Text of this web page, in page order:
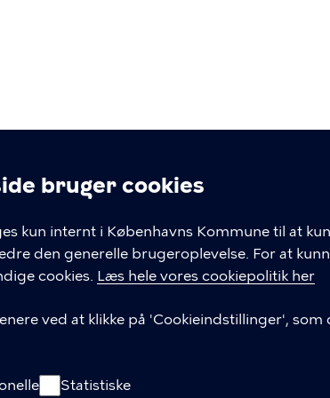
bruger cookies
kun internt i Københavns Kommune til at
den generelle brugeroplevelse. For at
cookies. Læs hele vores cookiepolitik her
ved at klikke på 'Cookieindstillinger',
Statistiske
Kommune
66
64942212
GENVEJE
Hvis du